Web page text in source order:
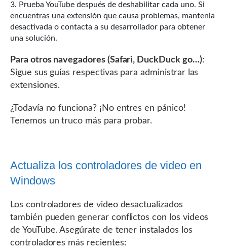
Prueba YouTube después de deshabilitar cada uno. Si
encuentras una extensión que causa problemas, mantenla
desactivada o contacta a su desarrollador para obtener
una solución.
Para otros navegadores (Safari, DuckDuck go…):
Sigue sus guías respectivas para administrar las
extensiones.
¿Todavía no funciona? ¡No entres en pánico!
Tenemos un truco más para probar.
Actualiza los controladores de video en
Windows
Los controladores de video desactualizados
también pueden generar conflictos con los videos
de YouTube. Asegúrate de tener instalados los
controladores más recientes: